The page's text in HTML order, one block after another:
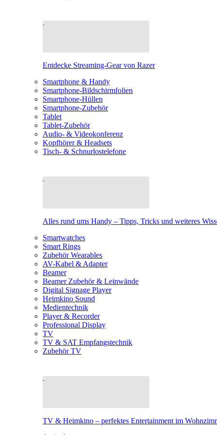
Entdecke Streaming-Gear von Razer
Smartphone & Handy
Smartphone-Bildschirmfolien
Smartphone-Hüllen
Smartphone-Zubehör
Tablet
Tablet-Zubehör
Audio- & Videokonferenz
Kopfhörer & Headsets
Tisch- & Schnurlostelefone
Alles rund ums Handy – Tipps, Tricks und weiteres
Smartwatches
Smart Rings
Zubehör Wearables
AV-Kabel & Adapter
Beamer
Beamer Zubehör & Leinwände
Digital Signage Player
Heimkino Sound
Medientechnik
Player & Recorder
Professional Display
TV
TV & SAT Empfangstechnik
Zubehör TV
TV & Heimkino – perfektes Entertainment im